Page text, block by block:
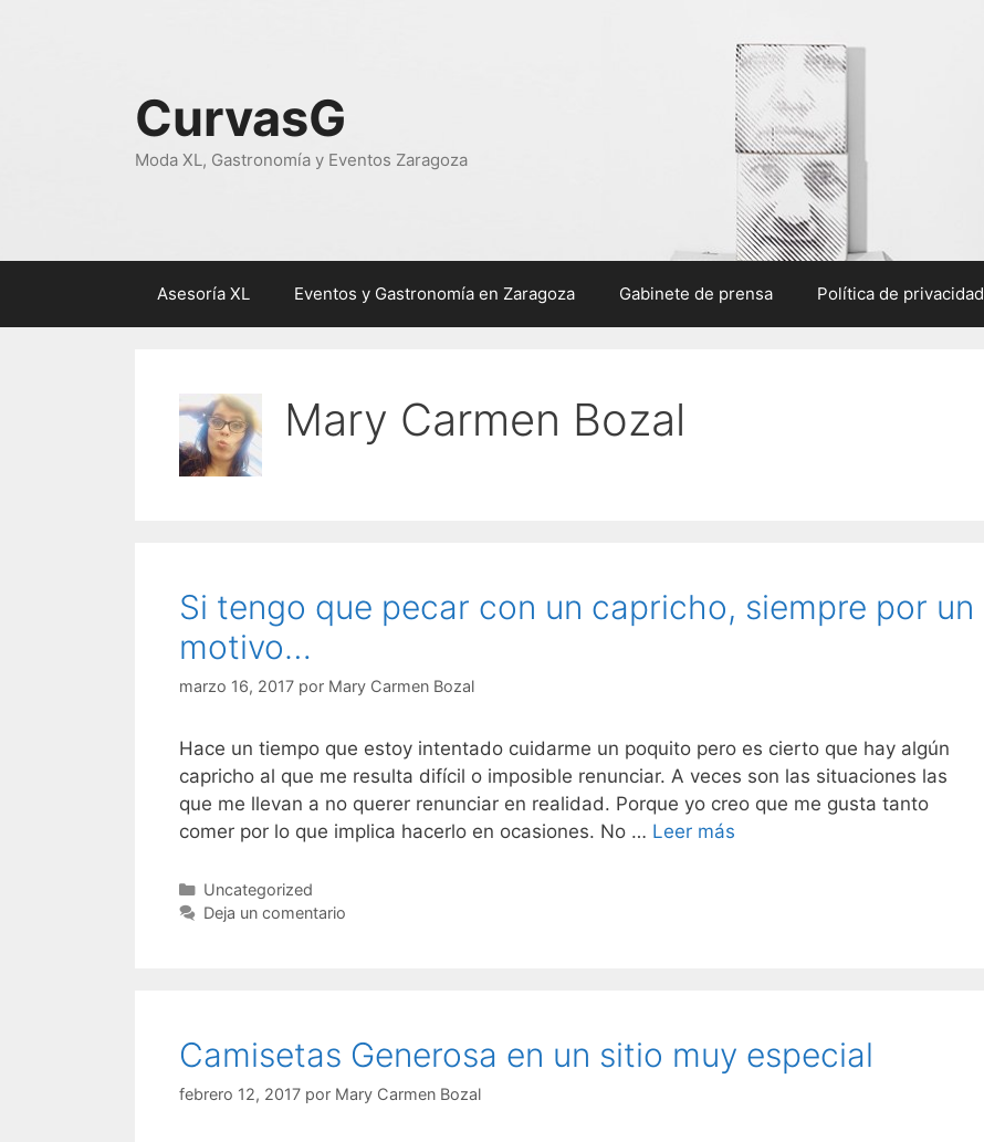
CurvasG
Moda XL, Gastronomía y Eventos Zaragoza
Asesoría XL Eventos y Gastronomía en Zaragoza Gabinete de prensa Política de privacidad
Mary Carmen Bozal
Si tengo que pecar con un capricho, siempre por un
motivo…
marzo 16, 2017 por Mary Carmen Bozal
Hace un tiempo que estoy intentado cuidarme un poquito pero es cierto que hay algún
capricho al que me resulta difícil o imposible renunciar. A veces son las situaciones las
que me llevan a no querer renunciar en realidad. Porque yo creo que me gusta tanto
comer por lo que implica hacerlo en ocasiones. No … Leer más
por
Categorías
Uncategorized
Deja un comentario
Camisetas Generosa en un sitio muy especial
febrero 12, 2017 por Mary Carmen Bozal